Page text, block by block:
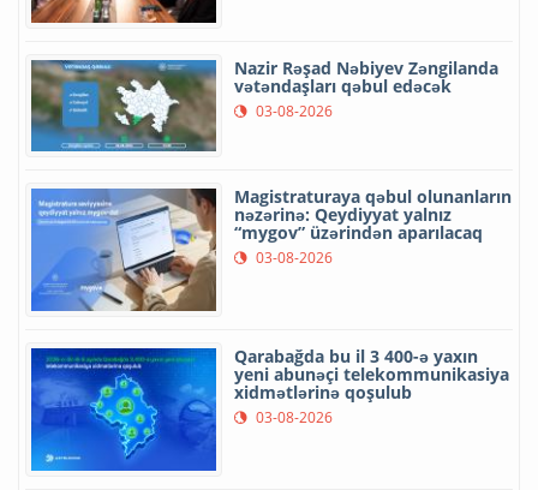
Nazir Rəşad Nəbiyev Zəngilanda
vətəndaşları qəbul edəcək
03-08-2026
Magistraturaya qəbul olunanların
nəzərinə: Qeydiyyat yalnız
“mygov” üzərindən aparılacaq
03-08-2026
Qarabağda bu il 3 400-ə yaxın
yeni abunəçi telekommunikasiya
xidmətlərinə qoşulub
03-08-2026